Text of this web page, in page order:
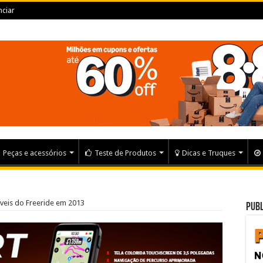
Peças e acessórios Teste de Produtos Dicas e Truques
do Freeride em 2013